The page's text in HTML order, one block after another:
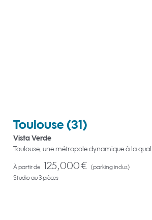
Toulouse (31)
Vista Verde
Toulouse, une métropole dynamique à la
À partir de 125,000 € (parking inclus)
Studio au 3 pièces